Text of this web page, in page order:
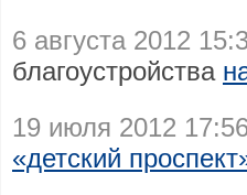
6 августа 2012
благоустройства
19 июля 2012
«детский